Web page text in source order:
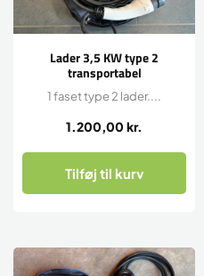
Lader 3,5 KW type 2
transportabel
1.200,00 kr.
1 faset type 2 lader....
Tilføj til kurv